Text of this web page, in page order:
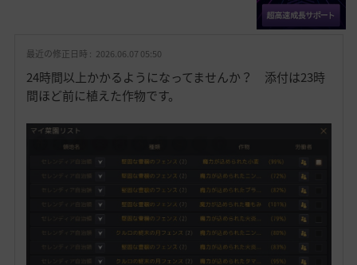
お
入
共有する
最近の修正日時 : 2026.06.07 05:50
24時間以上かかるようになってませんか？ 添付は23時
間ほど前に植えた作物です。